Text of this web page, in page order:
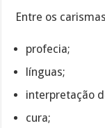
Entre os
profecia;
línguas;
interpretação
cura;